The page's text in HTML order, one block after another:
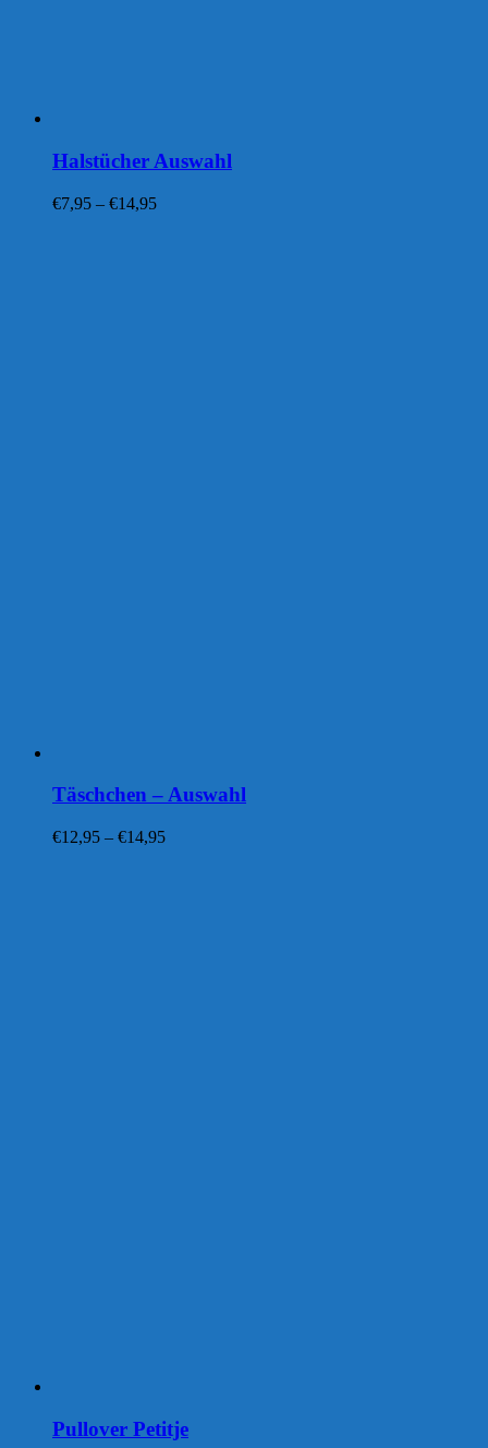
Halstücher Auswahl
€7,95 – €14,95Preisspanne:
Täschchen – Auswahl
€12,95 – €14,95Preisspanne:
Pullover Petitje